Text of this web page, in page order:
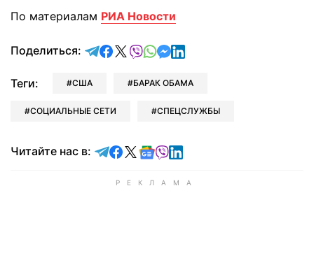
По материалам РИА Новости
Поделиться: отправить в Telegram
поделиться в Facebook
поделиться в X
отправить в Viber
отправить в Whatsapp
отправить в Messenger
отправить в LinkedIn
Теги: США БАРАК ОБАМА
СОЦИАЛЬНЫЕ СЕТИ СПЕЦСЛУЖБЫ
Читайте нас в: Читайте в Telegram
Читайте в Facebook
Читайте в X
Читайте в Google news
Читайте в Viber
Читайте в LinkedIn